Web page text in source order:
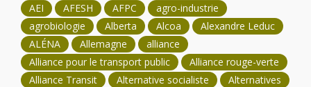
AEI
AFESH AFPC
agro-industrie
agrobiologie
Alberta Alcoa
Alexandre Leduc
ALÉNA
Allemagne
alliance
Alliance pour le transport public
Alliance rouge-verte
Alliance Transit
Alternative socialiste
Alternatives